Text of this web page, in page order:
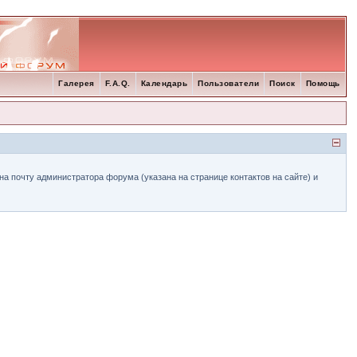
Помощь
Поиск
Пользователи
Календарь
F.A.Q.
Галерея
администратора форума (указана на странице контактов на сайте) и